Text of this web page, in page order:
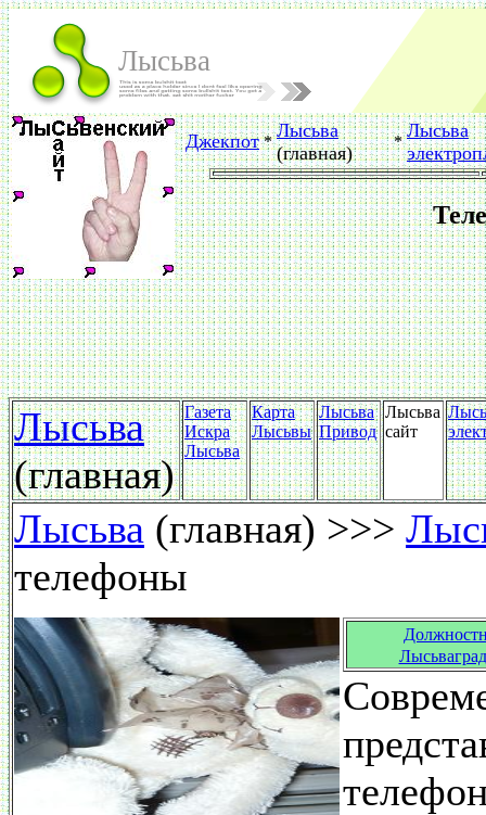
Лысьва
Джекпот *
Лысьва
(главная)
*
Лысьва
Лысьва
(главная)
Газета
Искра
Лысьва
Карта
Лысьвы
Лысьва
Привод
Лысьва
сайт
Лысьва (главная) >>>
телефоны
Лысьваград